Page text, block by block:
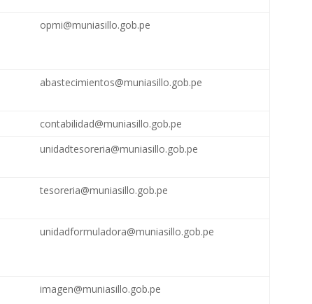
opmi@muniasillo.gob.pe
abastecimientos@muniasillo.gob.pe
contabilidad@muniasillo.gob.pe
unidadtesoreria@muniasillo.gob.pe
tesoreria@muniasillo.gob.pe
unidadformuladora@muniasillo.gob.pe
imagen@muniasillo.gob.pe